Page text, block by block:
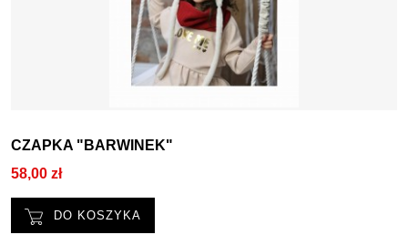
CZAPKA "BARWINEK"
58,00 zł
DO KOSZYKA